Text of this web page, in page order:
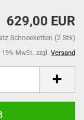
629,00 EUR
Schneeketten (2 Stk)
19% MwSt. zzgl. Versand